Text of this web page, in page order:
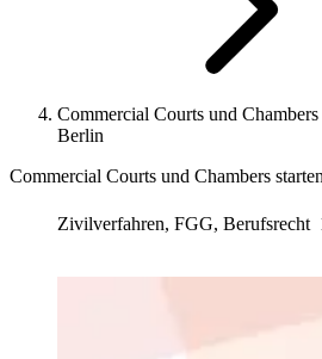
Commercial Courts und
Berlin
Commercial Courts und Chambers
Zivilverfahren, FGG, Berufsrecht